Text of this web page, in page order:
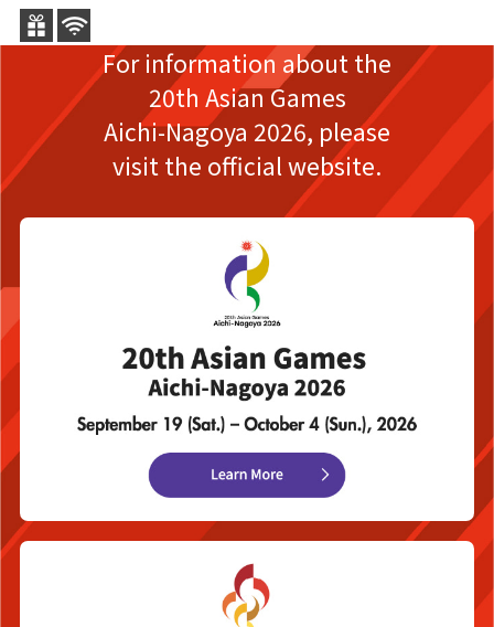
For information about the
20th Asian Games
Aichi-Nagoya 2026, please
visit the official website.